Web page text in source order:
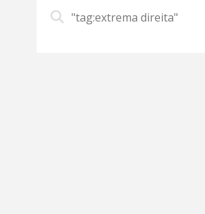
"tag:extrema direita"